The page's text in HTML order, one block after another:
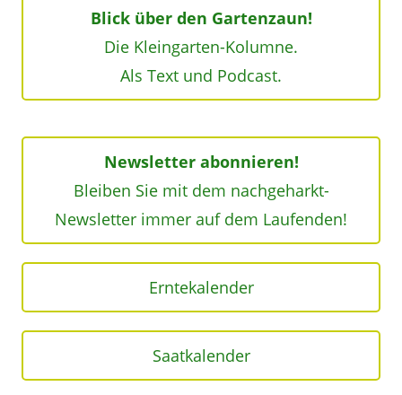
Blick über den Gartenzaun!
Die Kleingarten-Kolumne.
Als Text und Podcast.
Newsletter abonnieren!
Bleiben Sie mit dem nachgeharkt-
Newsletter immer auf dem Laufenden!
Erntekalender
Saatkalender